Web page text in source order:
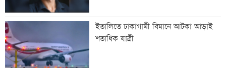
ইতালিতে ঢাকাগামী বিমানে আটকা আড়াই
শতাধিক যাত্রী